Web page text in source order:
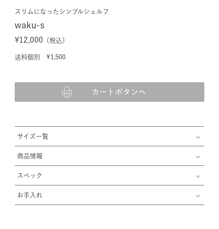
スリムになったシンプルシェルフ
waku-s
¥12,000 （税込）
送料個別 ¥1,500
カートボタンへ
サイズ一覧
商品情報
スペック
お手入れ